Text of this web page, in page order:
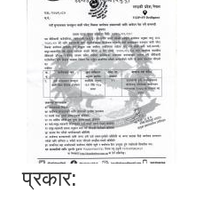
प्रकार: